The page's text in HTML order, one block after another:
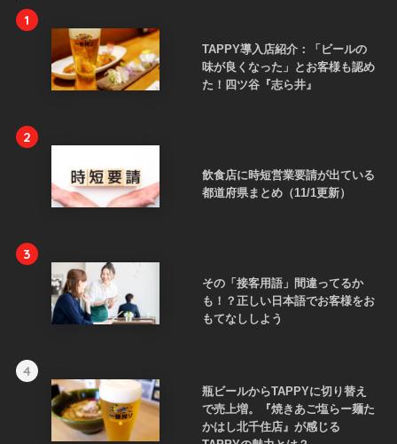
1
TAPPY導入店紹介：「ビールの
味が良くなった」とお客様も認め
た！四ツ谷『志ら井』
2
飲食店に時短営業要請が出ている
都道府県まとめ（11/1更新）
3
その「接客用語」間違ってるか
も！？正しい日本語でお客様をお
もてなししよう
4
瓶ビールからTAPPYに切り替え
で売上増。『焼きあご塩らー麺た
かはし北千住店』が感じる